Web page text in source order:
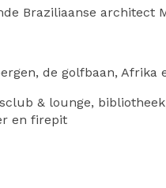
Braziliaanse architect
de golfbaan, Afrika
& lounge,
en firepit